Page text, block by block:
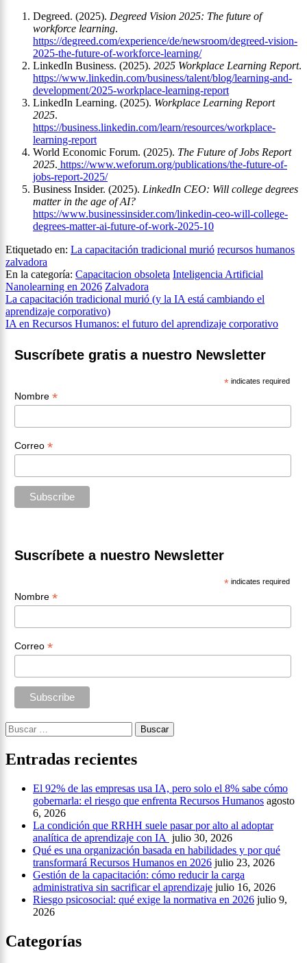
Degreed. (2025). Degreed Vision 2025: The future of
workforce learning.
https://degreed.com/experience/de/newsroom/degreed-vision-
2025-the-future-of-workforce-learning/
LinkedIn Business. (2025). 2025 Workplace Learning Report.
https://www.linkedin.com/business/talent/blog/learning-and-
development/2025-workplace-learning-report
LinkedIn Learning. (2025). Workplace Learning Report
2025.
https://business.linkedin.com/learn/resources/workplace-
learning-report
World Economic Forum. (2025). The Future of Jobs Report
2025. https://www.weforum.org/publications/the-future-of-
jobs-report-2025/
Business Insider. (2025). LinkedIn CEO: Will college degrees
matter in the age of AI?
https://www.businessinsider.com/linkedin-ceo-will-college-
degrees-matter-ai-future-of-work-2025-10
Etiquetado en: La capacitación tradicional murió recursos humanos
zalvadora
En la categoría: Capacitacion obsoleta Inteligencia Artificial
Nanolearning en 2026 Zalvadora
Navegación
de
La capacitación tradicional murió (y la IA está cambiando el
aprendizaje corporativo)
IA en Recursos Humanos: el futuro del aprendizaje corporativo
Suscríbete gratis a nuestro Newsletter
* indicates required
Nombre *
Correo *
Suscríbete a nuestro Newsletter
* indicates required
Nombre *
Correo *
Buscar:
Entradas recientes
El 92% de las empresas usa IA, pero solo el 8% sabe cómo
gobernarla: el riesgo que enfrenta Recursos Humanos agosto
6, 2026
La condición que RRHH suele pasar por alto al adoptar
analítica de aprendizaje con IA julio 30, 2026
Qué es una organización basada en habilidades y por qué
transformará Recursos Humanos en 2026 julio 23, 2026
Gestión de la capacitación: cómo reducir la carga
administrativa sin sacrificar el aprendizaje julio 16, 2026
Riesgo psicosocial: qué exige la normativa en 2026 julio 9,
2026
Categorías